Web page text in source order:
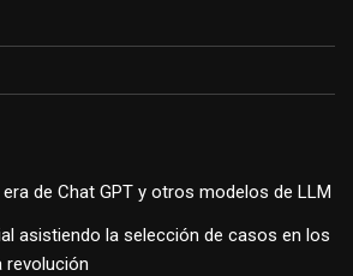
de Chat GPT y otros modelos de LLM
asistiendo la selección de casos en los
revolución